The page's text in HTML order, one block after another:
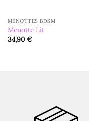
MENOTTES BDSM
Menotte Lit
34,90€